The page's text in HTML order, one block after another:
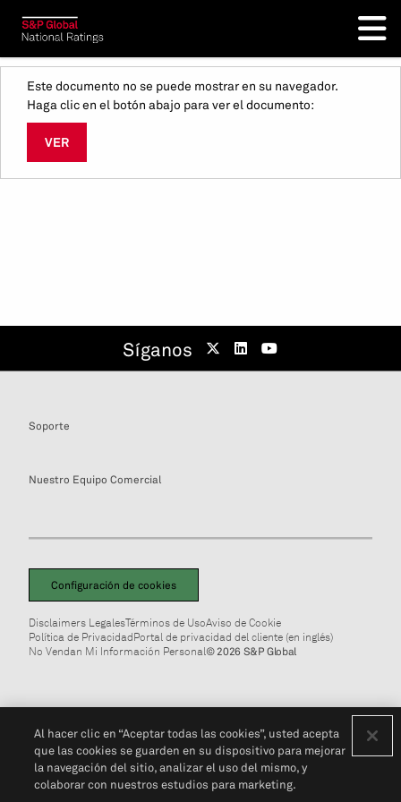
Este documento no se puede mostrar en su navegador.
Haga clic en el botón abajo para ver el documento:
VER
Síganos
Soporte
Nuestro Equipo Comercial
Configuración de cookies
Disclaimers LegalesTérminos de UsoAviso de Cookie
Política de PrivacidadPortal de privacidad del cliente (en inglés)
No Vendan Mi Información Personal© 2026 S&P Global
Al hacer clic en “Aceptar todas las cookies”, usted acepta
que las cookies se guarden en su dispositivo para mejorar
la navegación del sitio, analizar el uso del mismo, y
colaborar con nuestros estudios para marketing.